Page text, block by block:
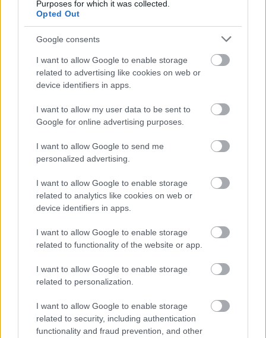
Purposes for which it was collected.
Opted Out
Google consents
I want to allow Google to enable storage
related to advertising like cookies on web or
device identifiers in apps.
I want to allow my user data to be sent to
Google for online advertising purposes.
I want to allow Google to send me
personalized advertising.
I want to allow Google to enable storage
related to analytics like cookies on web or
device identifiers in apps.
I want to allow Google to enable storage
related to functionality of the website or app.
I want to allow Google to enable storage
related to personalization.
I want to allow Google to enable storage
related to security, including authentication
functionality and fraud prevention, and other
Tsúszó Sándor mint regényhős
Roppant izgalmas megfigyelni, ahogy Tsúszó reális
létezésére (efelől, ugye, nincs kétségünk) a fikciós
rétegek rárakódnak. Szombathy Bálint ...